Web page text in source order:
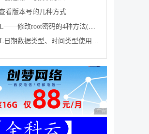
看版本号的几种方式
修改root密码的4种方法(以windows为
日期数据类型、时间类型使用总结
广告 商业广告，理性